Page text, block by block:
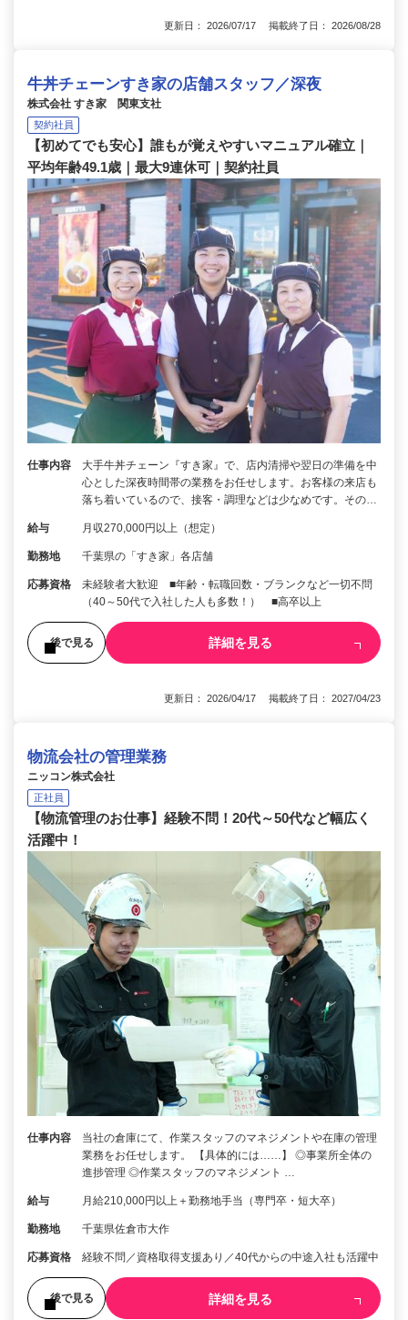
更新日： 2026/07/17 掲載終了日： 2026/08/28
牛丼チェーンすき家の店舗スタッフ／深夜
株式会社 すき家 関東支社
契約社員
【初めてでも安心】誰もが覚えやすいマニュアル確立｜
平均年齢49.1歳｜最大9連休可｜契約社員
仕事内容
大手牛丼チェーン『すき家』で、店内清掃や翌日の準備を中
心とした深夜時間帯の業務をお任せします。お客様の来店も
落ち着いているので、接客・調理などは少なめです。その…
給与 月収270,000円以上（想定）
勤務地 千葉県の「すき家」各店舗
応募資格
未経験者大歓迎 ■年齢・転職回数・ブランクなど一切不問
（40～50代で入社した人も多数！） ■高卒以上
後で見る 詳細を見る
更新日： 2026/04/17 掲載終了日： 2027/04/23
物流会社の管理業務
ニッコン株式会社
正社員
【物流管理のお仕事】経験不問！20代～50代など幅広く
活躍中！
仕事内容
当社の倉庫にて、作業スタッフのマネジメントや在庫の管理
業務をお任せします。 【具体的には……】 ◎事業所全体の
進捗管理 ◎作業スタッフのマネジメント …
給与 月給210,000円以上＋勤務地手当（専門卒・短大卒）
勤務地 千葉県佐倉市大作
応募資格 経験不問／資格取得支援あり／40代からの中途入社も活躍中
後で見る 詳細を見る